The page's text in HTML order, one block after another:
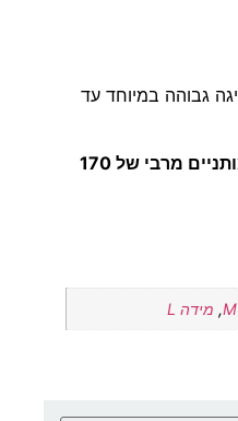
גבוהה במיוחד עד
מידה L נמתחת עד היקף מותניים מרבי של 170
, מידה L